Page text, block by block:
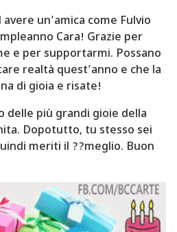
un’amica come Fulvio
Cara! Grazie per
e per supportarmi. Possano
realtà quest’anno e che la
di gioia e risate!
delle più grandi gioie della
Dopotutto, tu stesso sei
meriti il ??meglio. Buon